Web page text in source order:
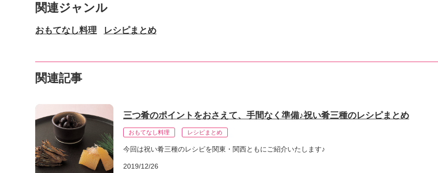
関連ジャンル
おもてなし料理 レシピまとめ
関連記事
三つ肴のポイントをおさえて、手間なく準備♪祝い肴三種のレシピまとめ
おもてなし料理 レシピまとめ
今回は祝い肴三種のレシピを関東・関西ともにご紹介いたします♪
2019/12/26